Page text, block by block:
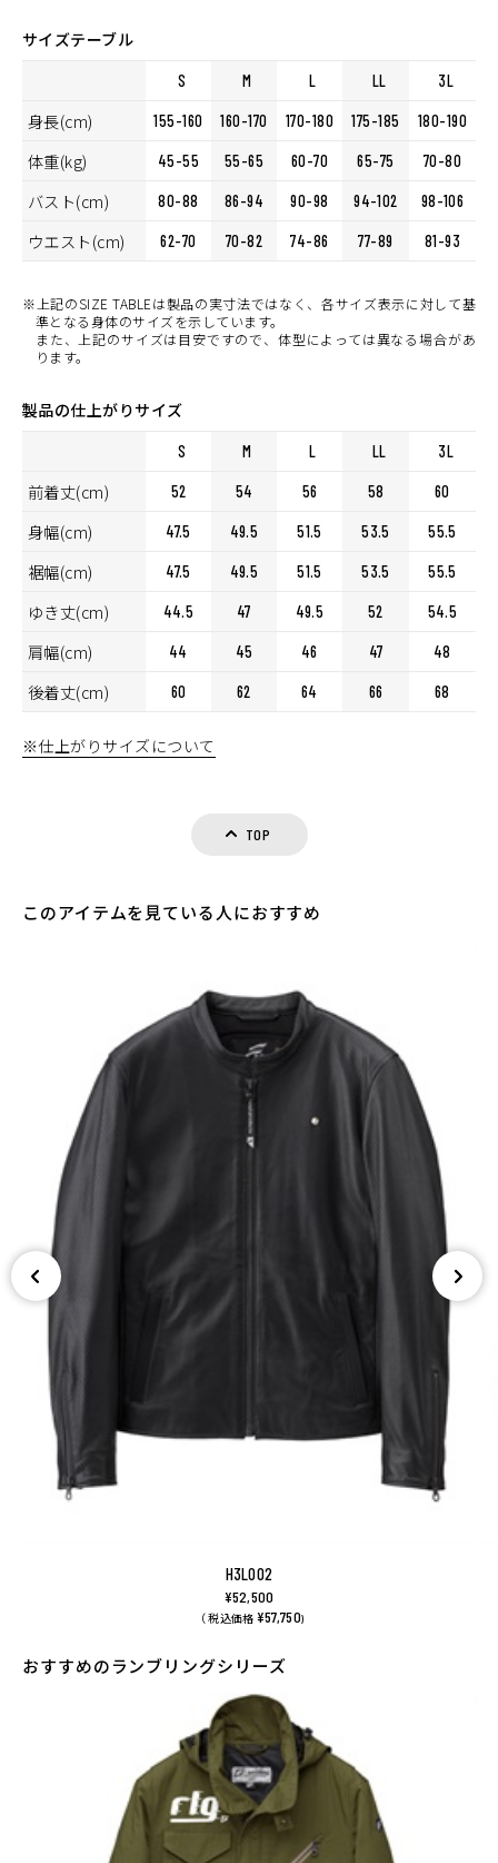
サイズテーブル
S M L LL 3L
身長(cm) 155-160 160-170 170-180 175-185 180-190
体重(kg) 45-55 55-65 60-70 65-75 70-80
バスト(cm) 80-88 86-94 90-98 94-102 98-106
ウエスト(cm) 62-70 70-82 74-86 77-89 81-93
※上記のSIZE TABLEは製品の実寸法ではなく、各サイズ表示に対して基
準となる身体のサイズを示しています。
また、上記のサイズは目安ですので、体型によっては異なる場合があ
ります。
製品の仕上がりサイズ
S M L LL 3L
前着丈(cm) 52 54 56 58 60
身幅(cm) 47.5 49.5 51.5 53.5 55.5
裾幅(cm) 47.5 49.5 51.5 53.5 55.5
ゆき丈(cm) 44.5 47 49.5 52 54.5
肩幅(cm) 44 45 46 47 48
後着丈(cm) 60 62 64 66 68
※仕上がりサイズについて
TOP
このアイテムを見ている人におすすめ
H3L002
¥52,500
（ 税込価格 ¥57,750)
おすすめのランブリングシリーズ